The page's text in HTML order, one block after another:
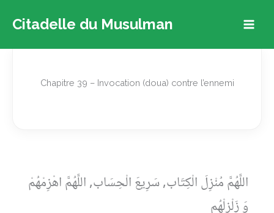
Citadelle du Musulman
Chapitre 39 – Invocation (doua) contre l’ennemi
اللَّهُمَّ مُنْزِلَ الْكِتَاب, سَرِيعَ الْحِسَاب, اللَّهُمَّ اهْزِمْهُمْ
وَ زَلْزِلْهُم